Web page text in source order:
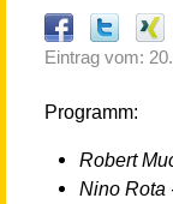
Eintrag vom:
Programm:
Robert
Nino Rota